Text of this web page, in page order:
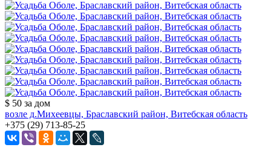
$ 50 за дом
возле д.Михеевцы, Браславский район, Витебская область
+375 (29) 713-85-25